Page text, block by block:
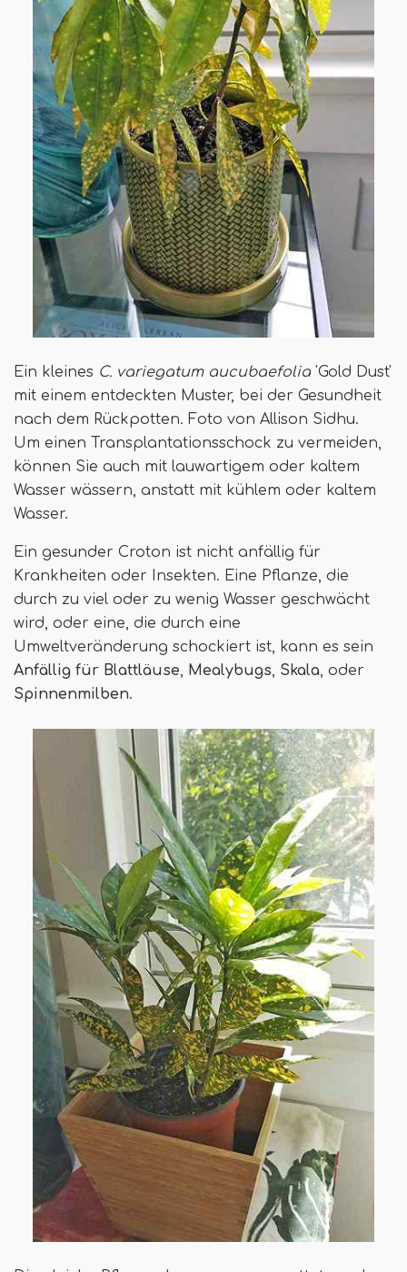
Ein kleines C. variegatum aucubaefolia 'Gold Dust'
mit einem entdeckten Muster, bei der Gesundheit
nach dem Rückpotten. Foto von Allison Sidhu.
Um einen Transplantationsschock zu vermeiden,
können Sie auch mit lauwartigem oder kaltem
Wasser wässern, anstatt mit kühlem oder kaltem
Wasser.
Ein gesunder Croton ist nicht anfällig für
Krankheiten oder Insekten. Eine Pflanze, die
durch zu viel oder zu wenig Wasser geschwächt
wird, oder eine, die durch eine
Umweltveränderung schockiert ist, kann es sein
Anfällig für Blattläuse, Mealybugs, Skala, oder
Spinnenmilben.